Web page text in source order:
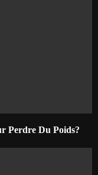
Perdre Du Poids?